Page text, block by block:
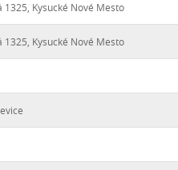
Kysucké Nové Mesto
Kysucké Nové Mesto